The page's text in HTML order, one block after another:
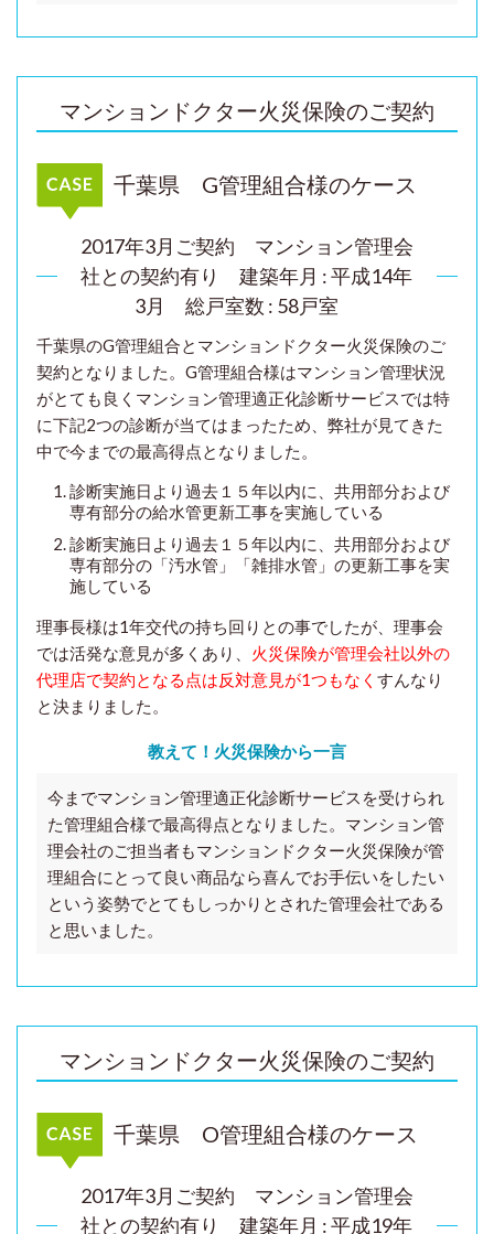
マンションドクター火災保険のご契約
千葉県 G管理組合様のケース
2017年3月ご契約 マンション管理会
社との契約有り
建築年月 : 平成14年
3月 総戸室数 : 58戸室
千葉県のG管理組合とマンションドクター火災保険のご
契約となりました。G管理組合様はマンション管理状況
がとても良くマンション管理適正化診断サービスでは特
に下記2つの診断が当てはまったため、 弊社が見てきた
中で今までの最高得点となりました。
診断実施日より過去１５年以内に、共用部分および
専有部分の給水管更新工事を実施している
診断実施日より過去１５年以内に、共用部分および
専有部分の「汚水管」「雑排水管」の更新工事を実
施している
理事長様は1年交代の持ち回りとの事でしたが、理事会
では活発な意見が多くあり、 火災保険が管理会社以外の
代理店で契約となる点は反対意見が1つもなく すんなり
と決まりました。
教えて！火災保険から一言
今までマンション管理適正化診断サービスを受けられ
た管理組合様で最高得点となりました。マンション管
理会社のご担当者もマンションドクター火災保険が管
理組合にとって良い商品なら喜んでお手伝いをしたい
という姿勢でとてもしっかりとされた管理会社である
と思いました。
マンションドクター火災保険のご契約
千葉県 O管理組合様のケース
2017年3月ご契約 マンション管理会
社との契約有り
建築年月 : 平成19年